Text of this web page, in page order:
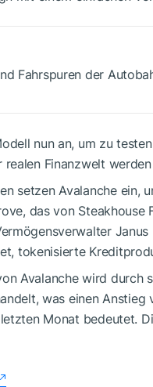
Fahrspuren der
nun an, um zu
Finanzwelt
setzen Avalanche ein,
das von
tokenisierte
Avalanche wird durch
was einen
Monat bedeutet.